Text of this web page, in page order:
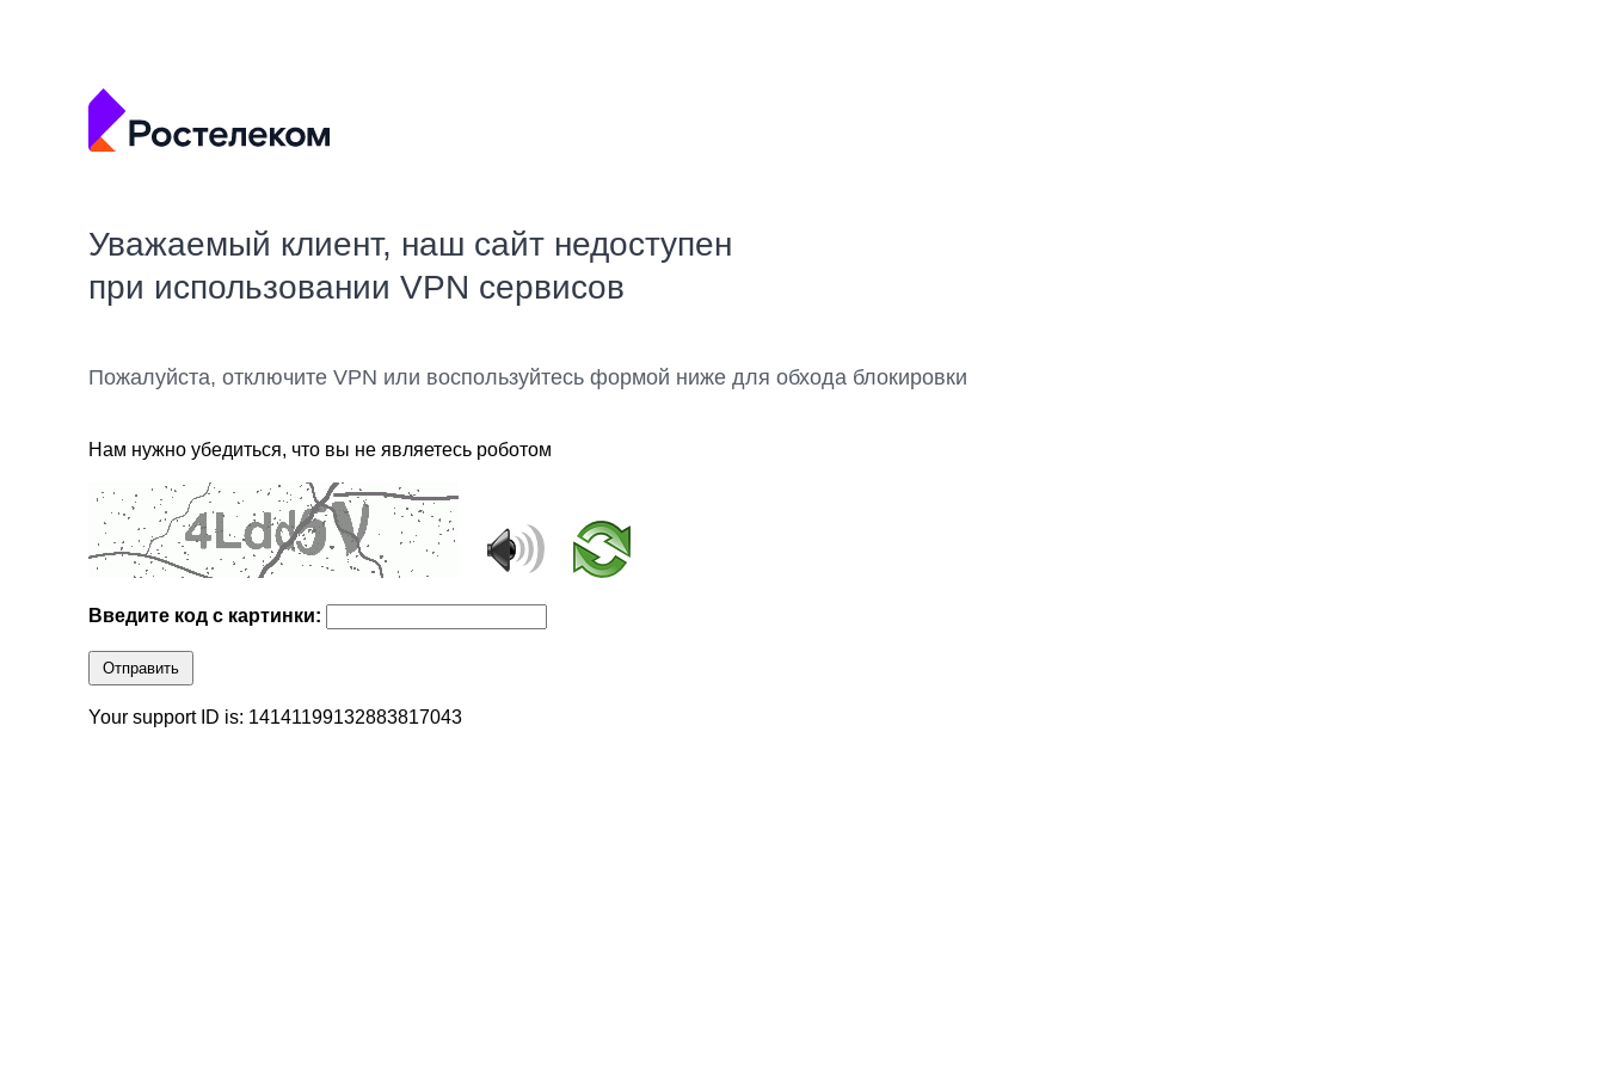
Уважаемый клиент, наш сайт недоступен
при использовании VPN сервисов
Пожалуйста, отключите VPN или воспользуйтесь формой ниже для обхода блокировки
Нам нужно убедиться, что вы не являетесь роботом
Введите код с картинки:
Отправить
Your support ID is: 14141199132883817043